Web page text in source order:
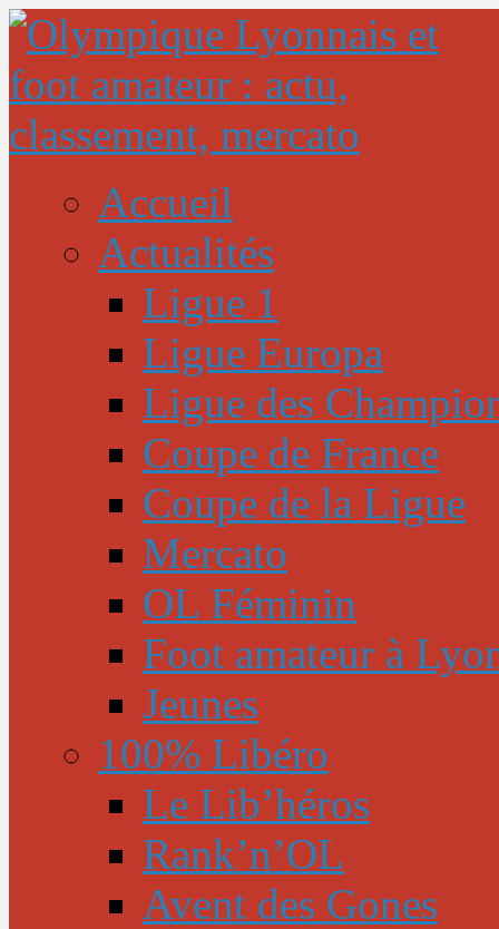
Accueil
Actualités
Ligue 1
Ligue Europa
Ligue des
Coupe de France
Coupe de la Ligue
Mercato
OL Féminin
Foot amateur à
Jeunes
100% Libéro
Le Lib’héros
Rank’n’OL
Avent des Gones